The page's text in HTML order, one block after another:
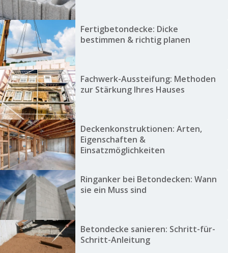
Fertigbetondecke: Dicke
bestimmen & richtig planen
Fachwerk-Aussteifung: Methoden
zur Stärkung Ihres Hauses
Deckenkonstruktionen: Arten,
Eigenschaften &
Einsatzmöglichkeiten
Ringanker bei Betondecken: Wann
sie ein Muss sind
Betondecke sanieren: Schritt-für-
Schritt-Anleitung